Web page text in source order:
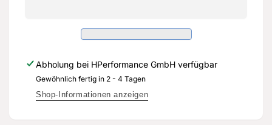
07K
971
E
-
Original
07K
082
E
-
Abholung bei HPerformance GmbH verfügbar
Gewöhnlich fertig in 2 - 4 Tagen
Shop-Informationen anzeigen